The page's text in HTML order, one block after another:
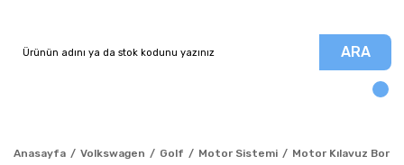
ARA
Anasayfa Volkswagen Golf Motor Sistemi Motor Kılavuz